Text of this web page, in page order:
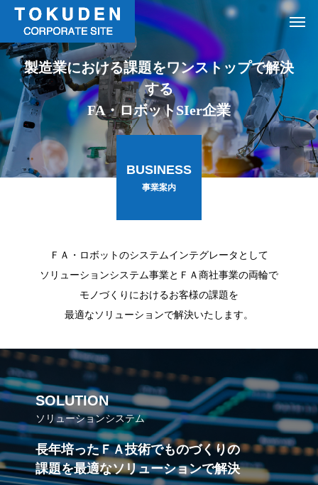
製造業における課題をワンストップで解決
する
FA・ロボットSIer企業
BUSINESS
事業案内
ＦＡ・ロボットのシステムインテグレータとして
ソリューションシステム事業とＦＡ商社事業の両輪で
モノづくりにおけるお客様の課題を
最適なソリューションで解決いたします。
SOLUTION
ソリューションシステム
長年培ったＦＡ技術でものづくりの
課題を最適なソリューションで解決